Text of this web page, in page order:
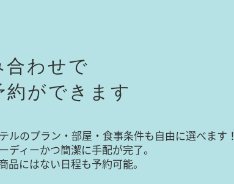
合わせで
約ができます
ルのプラン・部屋・食事条件も自由に選べます！
ディーかつ簡潔に手配が完了。
品にはない日程も予約可能。